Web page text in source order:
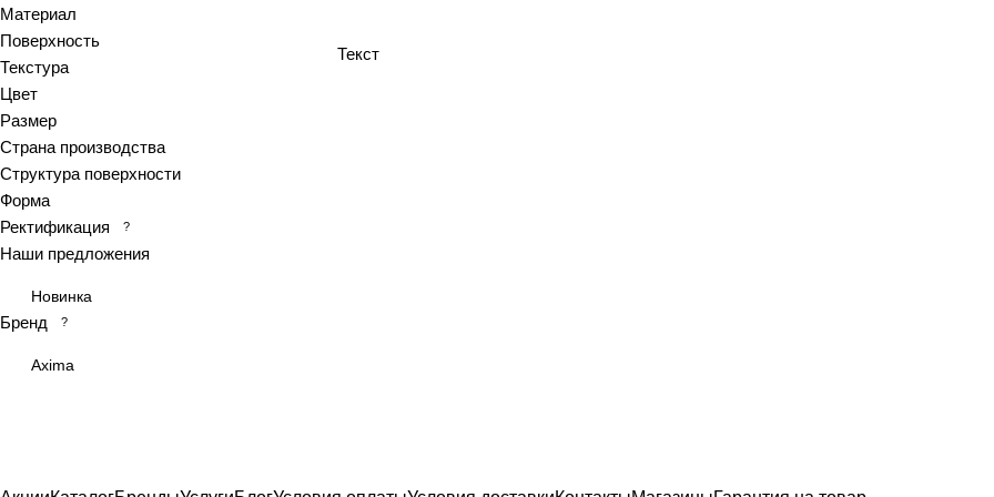
Текст
Antiquewood
Aragon
Arena
Argentina
Armani marble
Art
Art Ceramic 60х120
Ascot
Asher
At.Aren
Atlantic marble
Материал
Поверхность
Текстура
Цвет
Размер
Страна производства
Структура поверхности
Форма
Ректификация
?
Наши предложения
Новинка
Бренд ?
Axima